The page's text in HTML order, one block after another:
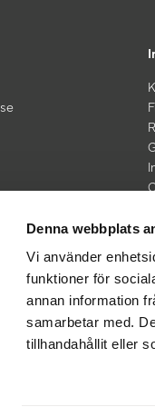
Denna webbplats
Vi använder
funktioner för
annan information
samarbetar med.
tillhandahållit eller